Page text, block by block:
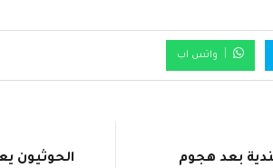
واتس اب
بعد هجوم
الحوثيون